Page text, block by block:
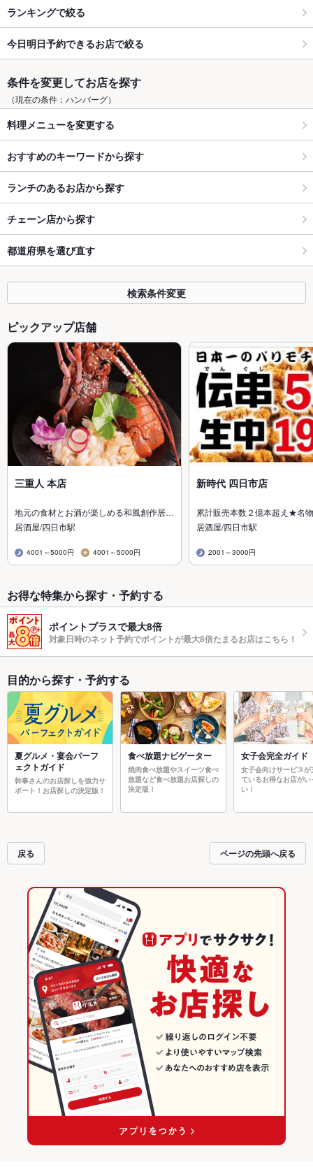
ランキングで絞る
今日明日予約できるお店で絞る
条件を変更してお店を探す
（現在の条件：ハンバーグ）
料理メニューを変更する
おすすめのキーワードから探す
ランチのあるお店から探す
チェーン店から探す
都道府県を選び直す
検索条件変更
ピックアップ店舗
三重人 本店
地元の食材とお酒が楽しめる和風創作居…
居酒屋/四日市駅
4001～5000円 4001～5000円
新時代 四日市店
累計販売本数２億本超え★名
居酒屋/四日市駅
2001～3000円
お得な特集から探す・予約する
ポイントプラスで最大8倍
対象日時のネット予約でポイントが最大8倍たまるお店はこちら！
目的から探す・予約する
夏グルメ・宴会パーフ
ェクトガイド
幹事さんのお店探しを強力サ
ポート！お店探しの決定版！
食べ放題ナビゲーター
焼肉食べ放題やスイーツ食べ
放題など食べ放題お店探しの
決定版！
女子会完全ガイド
女子会向けサービスが
ているお得なお店がい
い！
戻る ページの先頭へ戻る